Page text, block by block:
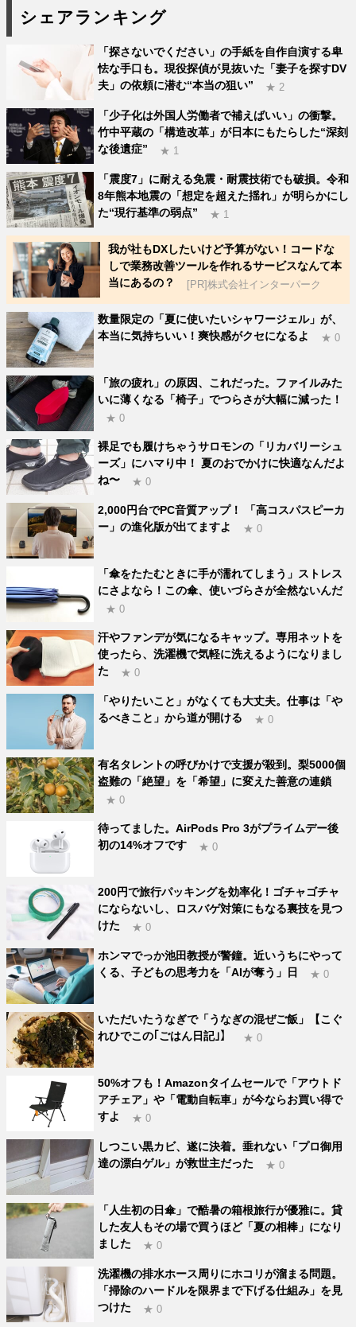
シェアランキング
「探さないでください」の手紙を自作自演する卑
怯な手口も。現役探偵が見抜いた「妻子を探すDV
夫」の依頼に潜む“本当の狙い”
★ 2
「少子化は外国人労働者で補えばいい」の衝撃。
竹中平蔵の「構造改革」が日本にもたらした“深刻
な後遺症”
★ 1
「震度7」に耐える免震・耐震技術でも破損。令和
8年熊本地震の「想定を超えた揺れ」が明らかにし
た“現行基準の弱点”
★ 1
我が社もDXしたいけど予算がない！コードな
しで業務改善ツールを作れるサービスなんて本
当にあるの？
[PR]株式会社インターパーク
数量限定の「夏に使いたいシャワージェル」が、
本当に気持ちいい！爽快感がクセになるよ
★ 0
「旅の疲れ」の原因、これだった。ファイルみた
いに薄くなる「椅子」でつらさが大幅に減った！
★ 0
裸足でも履けちゃうサロモンの「リカバリーシュ
ーズ」にハマり中！ 夏のおでかけに快適なんだよ
ね〜
★ 0
2,000円台でPC音質アップ！ 「高コスパスピーカ
ー」の進化版が出てますよ
★ 0
「傘をたたむときに手が濡れてしまう」ストレス
にさよなら！この傘、使いづらさが全然ないんだ
★ 0
汗やファンデが気になるキャップ。専用ネットを
使ったら、洗濯機で気軽に洗えるようになりまし
た
★ 0
「やりたいこと」がなくても大丈夫。仕事は「や
るべきこと」から道が開ける
★ 0
有名タレントの呼びかけで支援が殺到。梨5000個
盗難の「絶望」を「希望」に変えた善意の連鎖
★ 0
待ってました。AirPods Pro 3がプライムデー後
初の14%オフです
★ 0
200円で旅行パッキングを効率化！ゴチャゴチャ
にならないし、ロスバゲ対策にもなる裏技を見つ
けた
★ 0
ホンマでっか池田教授が警鐘。近いうちにやって
くる、子どもの思考力を「AIが奪う」日
★ 0
いただいたうなぎで「うなぎの混ぜご飯」【こぐ
れひでこの｢ごはん日記｣】
★ 0
50%オフも！Amazonタイムセールで「アウトド
アチェア」や「電動自転車」が今ならお買い得で
すよ
★ 0
しつこい黒カビ、遂に決着。垂れない「プロ御用
達の漂白ゲル」が救世主だった
★ 0
「人生初の日傘」で酷暑の箱根旅行が優雅に。貸
した友人もその場で買うほど「夏の相棒」になり
ました
★ 0
洗濯機の排水ホース周りにホコリが溜まる問題。
「掃除のハードルを限界まで下げる仕組み」を見
つけた
★ 0